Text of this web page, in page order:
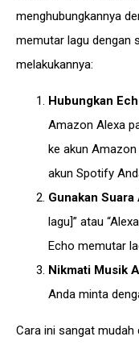
menghubungkannya
memutar lagu dengan
melakukannya:
Hubungkan
Amazon Alexa
ke akun
akun Spotify
Gunakan Suara
lagu]” atau
Echo memutar
Nikmati Musik
Anda minta
Cara ini sangat mudah